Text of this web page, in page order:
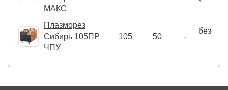
МАКС
Плазморез
Сибирь 105ПР
ЧПУ
105 50 -